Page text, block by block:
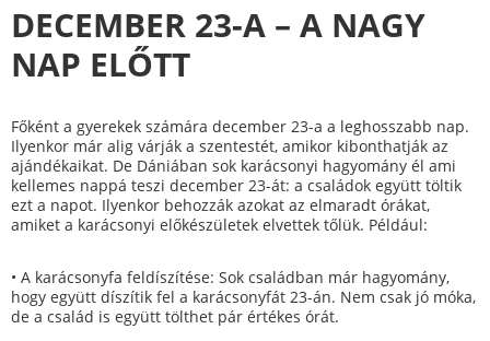
DECEMBER 23-A – A NAGY
NAP ELŐTT
Főként a gyerekek számára december 23-a a leghosszabb nap.
Ilyenkor már alig várják a szentestét, amikor kibonthatják az
ajándékaikat. De Dániában sok karácsonyi hagyomány él ami
kellemes nappá teszi december 23-át: a családok együtt töltik
ezt a napot. Ilyenkor behozzák azokat az elmaradt órákat,
amiket a karácsonyi előkészületek elvettek tőlük. Például:
• A karácsonyfa feldíszítése: Sok családban már hagyomány,
hogy együtt díszítik fel a karácsonyfát 23-án. Nem csak jó móka,
de a család is együtt tölthet pár értékes órát.